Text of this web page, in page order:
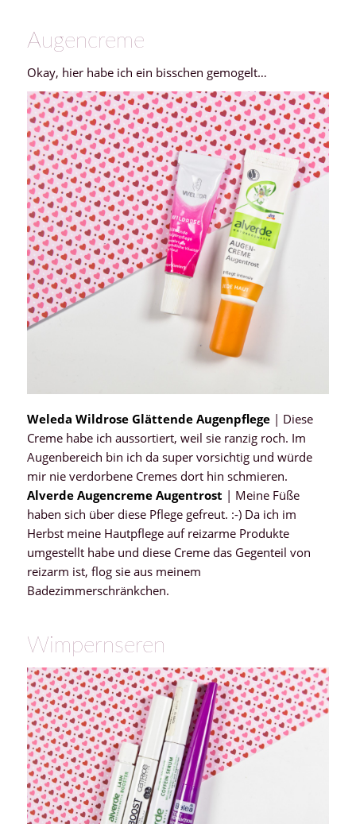
Augencreme
Okay, hier habe ich ein bisschen gemogelt…
Weleda Wildrose Glättende Augenpflege| Diese
Creme habe ich aussortiert, weil sie ranzig roch. Im
Augenbereich bin ich da super vorsichtig und würde
mir nie verdorbene Cremes dort hin schmieren.
Alverde Augencreme Augentrost | Meine Füße
haben sich über diese Pflege gefreut. :-) Da ich im
Herbst meine Hautpflege auf reizarme Produkte
umgestellt habe und diese Creme das Gegenteil von
reizarm ist, flog sie aus meinem
Badezimmerschränkchen.
Wimpernseren